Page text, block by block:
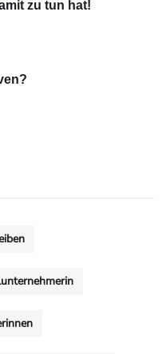
zu tun hat!